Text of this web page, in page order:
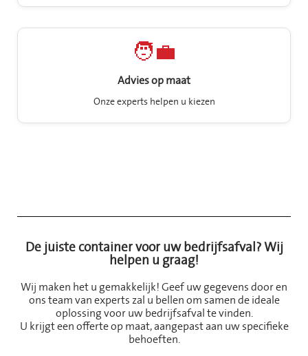
🧑‍💼
Advies op maat
Onze experts helpen u kiezen
De juiste container voor uw bedrijfsafval? Wij
helpen u graag!
Wij maken het u gemakkelijk! Geef uw gegevens door en
ons team van experts zal u bellen om samen de ideale
oplossing voor uw bedrijfsafval te vinden.
U krijgt een offerte op maat, aangepast aan uw specifieke
behoeften.